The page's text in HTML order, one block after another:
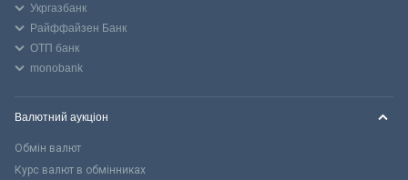
Укргазбанк
Райффайзен Банк
ОТП банк
monobank
Валютний аукціон
Обмін валют
Курс валют в обмінниках